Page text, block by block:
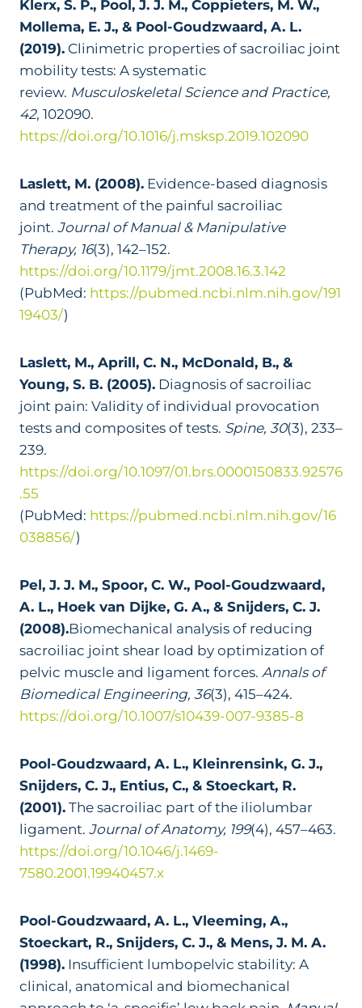
Klerx, S. P., Pool, J. J. M., Coppieters, M. W.,
Mollema, E. J., & Pool-Goudzwaard, A. L.
(2019). Clinimetric properties of sacroiliac joint
mobility tests: A systematic
review. Musculoskeletal Science and Practice,
42, 102090.
https://doi.org/10.1016/j.msksp.2019.102090
Laslett, M. (2008). Evidence-based diagnosis
and treatment of the painful sacroiliac
joint. Journal of Manual & Manipulative
Therapy, 16(3), 142–152.
https://doi.org/10.1179/jmt.2008.16.3.142
(PubMed: https://pubmed.ncbi.nlm.nih.gov/191
19403/)
Laslett, M., Aprill, C. N., McDonald, B., &
Young, S. B. (2005). Diagnosis of sacroiliac
joint pain: Validity of individual provocation
tests and composites of tests. Spine, 30(3), 233–
239.
https://doi.org/10.1097/01.brs.0000150833.92576
.55
(PubMed: https://pubmed.ncbi.nlm.nih.gov/16
038856/)
Pel, J. J. M., Spoor, C. W., Pool-Goudzwaard,
A. L., Hoek van Dijke, G. A., & Snijders, C. J.
(2008).Biomechanical analysis of reducing
sacroiliac joint shear load by optimization of
pelvic muscle and ligament forces. Annals of
Biomedical Engineering, 36(3), 415–424.
https://doi.org/10.1007/s10439-007-9385-8
Pool-Goudzwaard, A. L., Kleinrensink, G. J.,
Snijders, C. J., Entius, C., & Stoeckart, R.
(2001). The sacroiliac part of the iliolumbar
ligament. Journal of Anatomy, 199(4), 457–463.
https://doi.org/10.1046/j.1469-
7580.2001.19940457.x
Pool-Goudzwaard, A. L., Vleeming, A.,
Stoeckart, R., Snijders, C. J., & Mens, J. M. A.
(1998). Insufficient lumbopelvic stability: A
clinical, anatomical and biomechanical